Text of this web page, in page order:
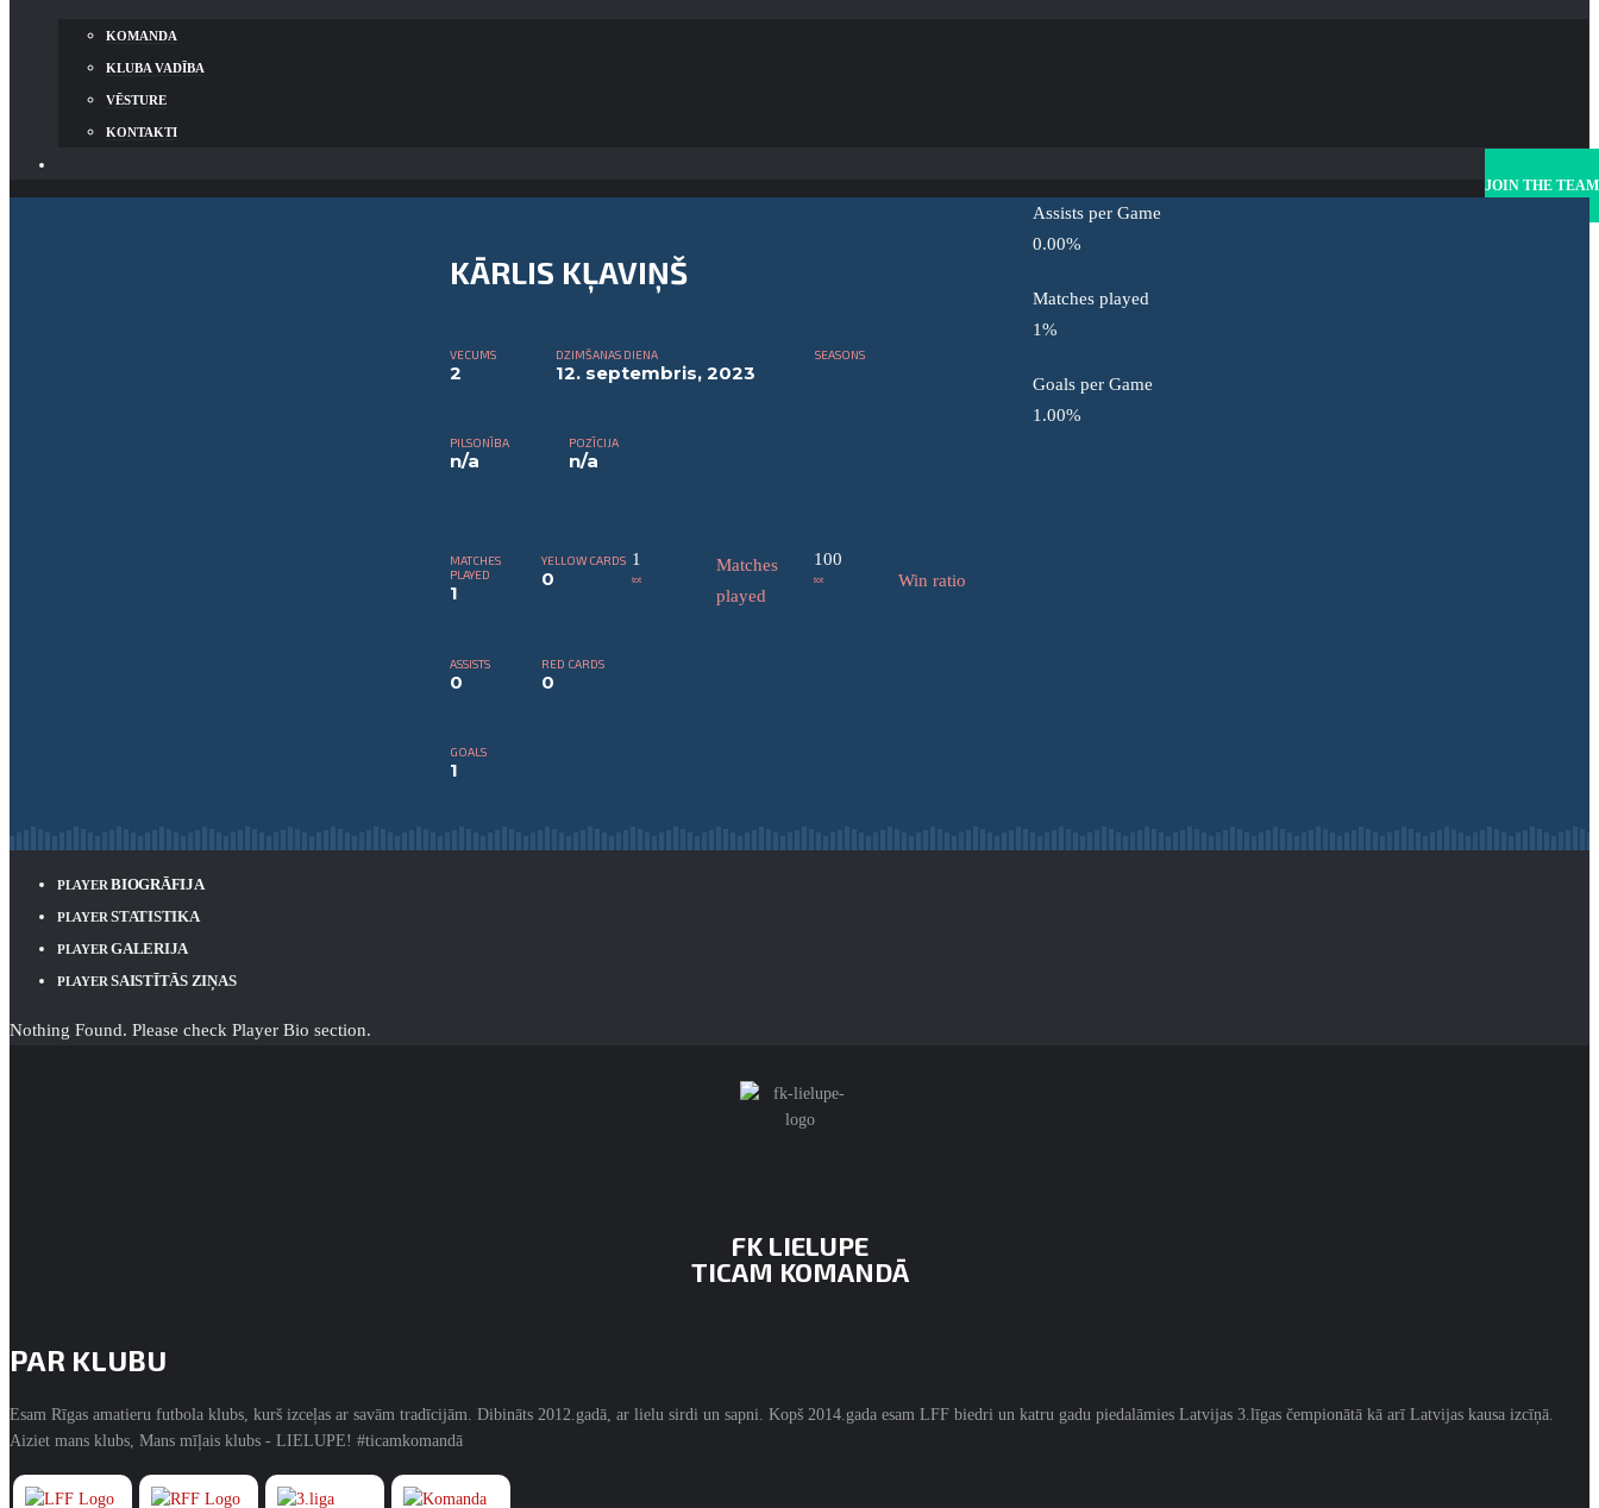
KOMANDA
KLUBA VADĪBA
VĒSTURE
KONTAKTI
JOIN THE TEAM
KĀRLIS KĻAVIŅŠ
VECUMS
2
DZIMŠANAS DIENA
12. septembris, 2023
SEASONS
PILSONĪBA
n/a
POZĪCIJA
n/a
MATCHES
PLAYED
1
YELLOW CARDS
0
ASSISTS
0
RED CARDS
0
GOALS
1
1
tot
Matches
played
100
tot Win ratio
Assists per Game
0.00%
Matches played
1%
Goals per Game
1.00%
PLAYERBIOGRĀFIJA
PLAYERSTATISTIKA
PLAYERGALERIJA
PLAYERSAISTĪTĀS ZIŅAS
Nothing Found. Please check Player Bio section.
FK LIELUPE
TICAM KOMANDĀ
PAR KLUBU
Esam Rīgas amatieru futbola klubs, kurš izceļas ar savām tradīcijām. Dibināts 2012.gadā, ar lielu sirdi un sapni. Kopš 2014.gada esam LFF biedri un katru gadu piedalāmies Latvijas 3.līgas čempionātā kā arī Latvijas kausa izcīņā.
Aiziet mans klubs, Mans mīļais klubs - LIELUPE! #ticamkomandā